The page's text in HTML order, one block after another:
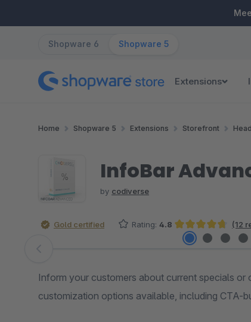
Shopware 6 Shopware 5
Extensions
Home Shopware 5 Extensions Storefront
InfoBar
by codiverse
Gold certified Rating: 4.8
Average rating of 4.79 out of 5 stars
(12
Skip image gallery
Inform your customers about current specials
customization options available, including CTA-